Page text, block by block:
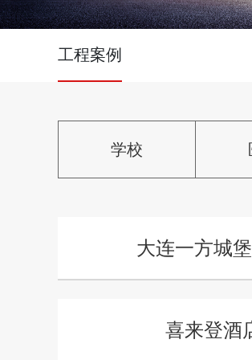
工程案例
学校
大连一方城
喜来登酒